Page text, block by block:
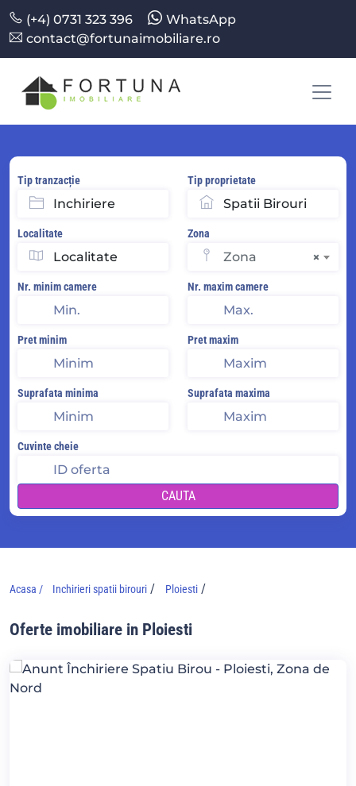
(+4) 0731 323 396
WhatsApp
contact@fortunaimobiliare.ro
Tip tranzacție Tip proprietate
Localitate Zona
×
Zona
Nr. minim camere Nr. maxim camere
Pret minim Pret maxim
Suprafata minima Suprafata maxima
Cuvinte cheie
CAUTA
Acasa / Inchirieri spatii birouri / Ploiesti /
Oferte imobiliare in Ploiesti